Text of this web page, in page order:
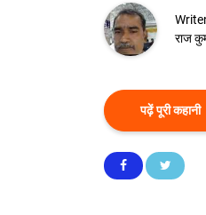
राज
पढ़ें पूरी कहानी